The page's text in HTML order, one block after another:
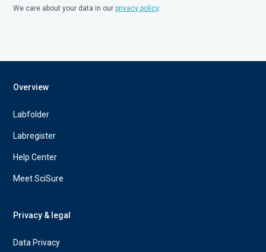
We care about your data in ourprivacy policy.
Overview
Labfolder
Labregister
Help Center
Meet SciSure
Privacy & legal
Data Privacy